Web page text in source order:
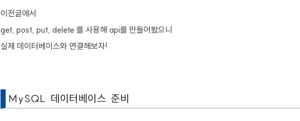
이전글에서
get, post, put, delete 를 사용해 api를 만들어봤으니
실제 데이터베이스와 연결해보자!
MySQL 데이터베이스 준비